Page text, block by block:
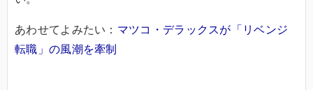
あわせてよみたい： マツコ・デラックスが「リベンジ
転職」の風潮を牽制